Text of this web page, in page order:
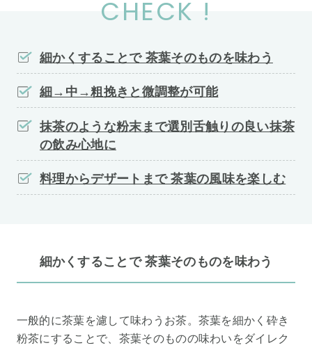
CHECK !
細かくすることで 茶葉そのものを味わう
細→中→粗挽きと微調整が可能
抹茶のような粉末まで選別舌触りの良い抹茶
の飲み心地に
料理からデザートまで 茶葉の風味を楽しむ
細かくすることで 茶葉そのものを味わう
一般的に茶葉を濾して味わうお茶。茶葉を細かく砕き
粉茶にすることで、茶葉そのものの味わいをダイレク